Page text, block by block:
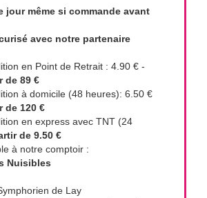
jour même si commande avant
avec notre partenaire
en Point de Retrait : 4.90 € -
de 89 €
à domicile (48 heures): 6.50 €
de 120 €
en express avec TNT (24
de 9.50 €
à notre comptoir :
Nuisibles
de Lay